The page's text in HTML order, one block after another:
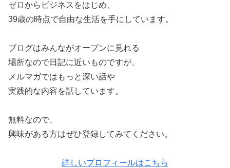
ゼロからビジネスをはじめ、
39歳の時点で自由な生活を手にしています。
ブログはみんながオープンに見れる
場所なので日記に近いものですが、
メルマガではもっと深い話や
実践的な内容を話しています。
無料なので、
興味がある方はぜひ登録してみてください。
詳しいプロフィールはこちら